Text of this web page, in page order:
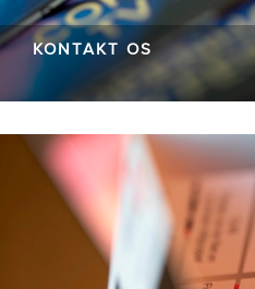
KONTAKT OS